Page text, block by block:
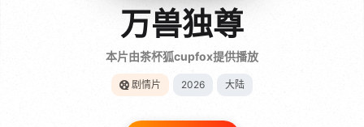
万兽独尊
本片由茶杯狐cupfox提供播放
剧情片 2026 大陆